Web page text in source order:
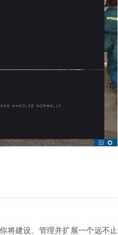
将建设、管理并扩展一个远不止